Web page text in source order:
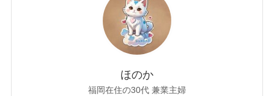
ほのか
福岡在住の30代 兼業主婦